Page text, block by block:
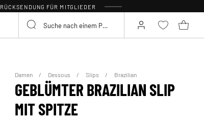
RÜCKSENDUNG FÜR MITGLIEDER
Damen Dessous Slips Brazilian
GEBLÜMTER BRAZILIAN SLIP
MIT SPITZE